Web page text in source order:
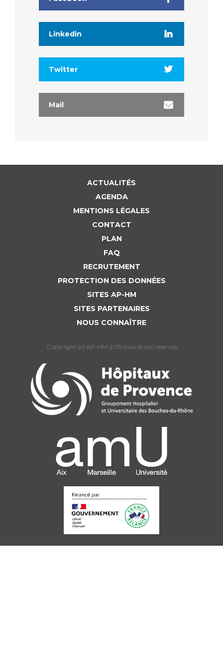
Linkedin
Twitter
Mail
ACTUALITÉS
AGENDA
MENTIONS LÉGALES
CONTACT
PLAN
FAQ
RECRUTEMENT
PROTECTION DES DONNÉES
SITES AP-HM
SITES PARTENAIRES
NOUS CONNAÎTRE
Copyright (c) AP-HM 2015 tous droits reservés